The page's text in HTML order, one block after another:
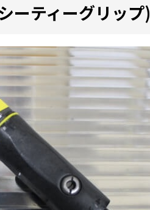
ーティーグリップ)